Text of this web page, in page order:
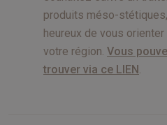
produits méso-
heureux de vous
votre région. Vous
trouver via ce LIEN .